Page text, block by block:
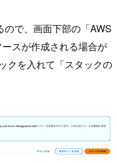
で、画面下部の「AWS
スが作成される場合が
クを入れて「スタックの